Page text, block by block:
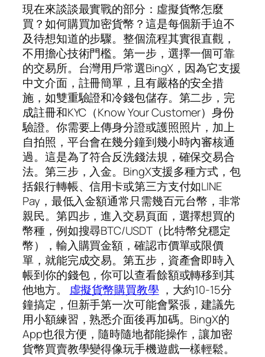
現在來談談最實戰的部分：虛擬貨幣怎麼
買？如何購買加密貨幣？這是每個新手迫不
及待想知道的步驟。整個流程其實很直觀，
不用擔心技術門檻。第一步，選擇一個可靠
的交易所。台灣用戶常選BingX，因為它支援
中文介面，註冊簡單，且有嚴格的安全措
施，如雙重驗證和冷錢包儲存。第二步，完
成註冊和KYC（Know Your Customer）身份
驗證。你需要上傳身分證或護照照片，加上
自拍照，平台會在幾分鐘到幾小時內審核通
過。這是為了符合反洗錢法規，確保交易合
法。第三步，入金。BingX支援多種方式，包
括銀行轉帳、信用卡或第三方支付如LINE
Pay，最低入金額通常只需幾百元台幣，非常
親民。第四步，進入交易頁面，選擇想買的
幣種，例如搜尋BTC/USDT（比特幣兌穩定
幣），輸入購買金額，確認市價單或限價
單，就能完成交易。第五步，資產會即時入
帳到你的錢包，你可以查看餘額或轉移到其
他地方。 虛擬貨幣購買教學 ，大約10-15分
鐘搞定，但新手第一次可能會緊張，建議先
用小額練習，熟悉介面後再加碼。BingX的
App也很方便，隨時隨地都能操作，讓加密
貨幣買賣教學變得像玩手機遊戲一樣輕鬆。